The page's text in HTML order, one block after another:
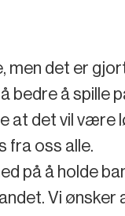
men det er
bedre å spille
at det vil
fra oss alle.
på å holde
Vi